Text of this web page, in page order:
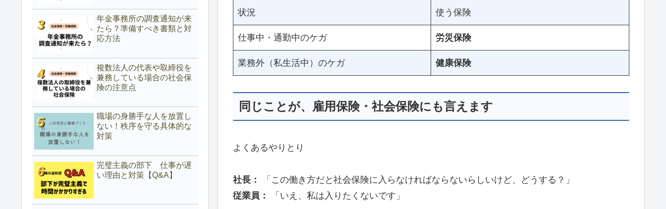
状況 使う保険
仕事中・通勤中のケガ 労災保険
業務外（私生活中）のケガ 健康保険
同じことが、雇用保険・社会保険にも言えます
よくあるやりとり
社長：
「この働き方だと社会保険に入らなければならないらしいけど、どうする？」
従業員：
「いえ、私は入りたくないです」
年金事務所の調査通知が来
たら？準備すべき書類と対
応方法
複数法人の代表や取締役を
兼務している場合の社会保
険の注意点
職場の身勝手な人を放置し
ない！秩序を守る具体的な
対策
完璧主義の部下 仕事が遅
い理由と対策【Q&A】